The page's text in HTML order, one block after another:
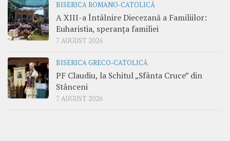
BISERICA ROMANO-CATOLICĂ
A XIII-a Întâlnire Diecezană a Familiilor:
Euharistia, speranța familiei
7 AUGUST 2026
BISERICA GRECO-CATOLICĂ
PF Claudiu, la Schitul „Sfânta Cruce” din
Stânceni
7 AUGUST 2026